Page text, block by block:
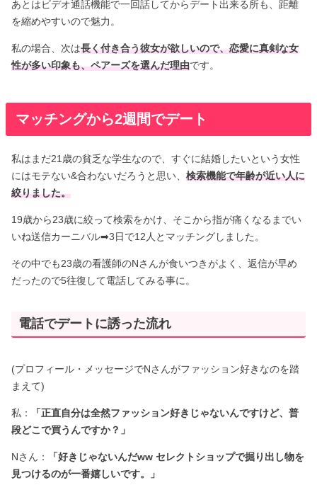
あとはビデオ通話機能で一回話してからデート出来る所も、距離
を縮めやすいので魅力。
私の場合、次は長く付き合う彼女が欲しいので、恋愛に真剣な女
性が多い印象も、ペアーズを選んだ理由です。
マッチングから2週間でデート
私はまだ21歳の貧乏な学生なので、すぐに結婚したいという女性
にはモテない&合わないだろうと思い、検索機能で年齢が近い人に
絞りました。
19歳から23歳に絞って検索をかけ、そこから指が痛くなるまでい
いね送信カーニバル➡︎3日で12人とマッチングしました。
その中でも23歳の看護師のNさんが食いつきがよく、返信が早め
だったので5往復して電話してみる事に。
電話でデートに誘った流れ
(プロフィール・メッセージでNさんがファッション好きなのを踏
まえて)
私：
「正直自分は全然ファッション好きじゃないんですけど、普
段どこで買うんですか？」
Nさん：
「好きじゃないんだww セレクトショップで掘り出し物を
見つけるのが一番嬉しいです。」